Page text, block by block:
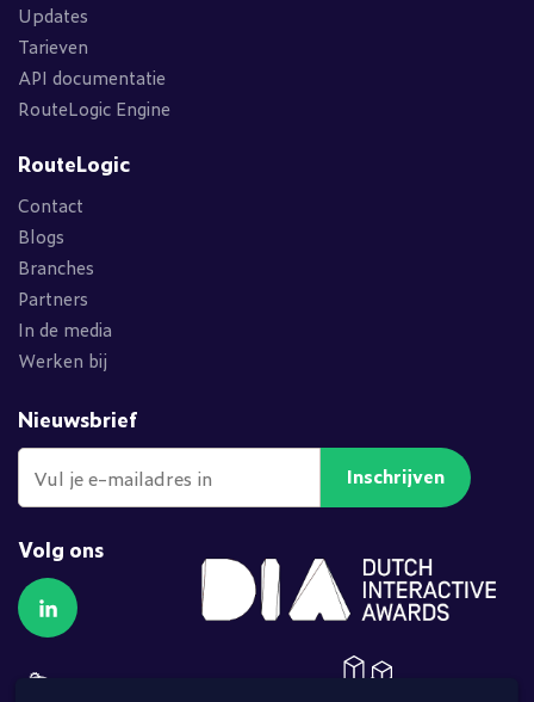
Updates
Tarieven
API documentatie
RouteLogic Engine
RouteLogic
Contact
Blogs
Branches
Partners
In de media
Werken bij
Nieuwsbrief
Inschrijven
Volg ons
Volg ons op LinkedIn